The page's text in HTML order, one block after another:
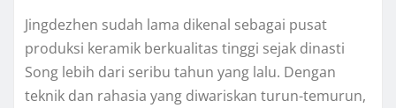
Jingdezhen sudah lama dikenal sebagai pusat
produksi keramik berkualitas tinggi sejak dinasti
Song lebih dari seribu tahun yang lalu. Dengan
teknik dan rahasia yang diwariskan turun-temurun,